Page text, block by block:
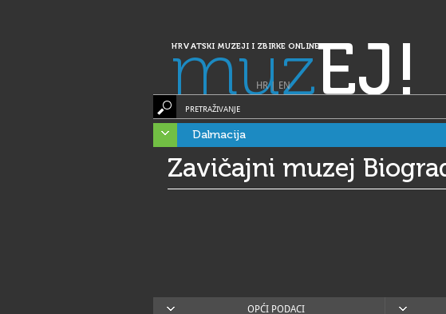
HRVATSKI MUZEJI I ZBIRKE ONLINE
muzEJ!
HR| EN
PRETRAŽIVANJE
Dalmacija
Zavičajni muzej
OPĆI PODACI